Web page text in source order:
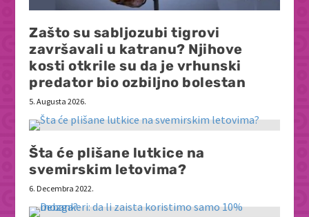
Zašto su sabljozubi tigrovi
završavali u katranu? Njihove
kosti otkrile su da je vrhunski
predator bio ozbiljno bolestan
5. Augusta 2026.
Šta će plišane lutkice na
svemirskim letovima?
6. Decembra 2022.